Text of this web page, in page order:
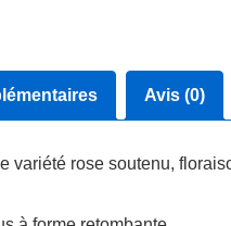
Avis (0)
variété rose soutenu,